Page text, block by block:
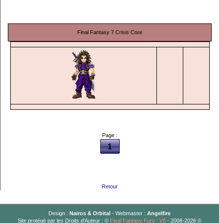
Final Fantasy 7 Crisis Core
Page :
1
Retour
Design : Nairos & Orbital - Webmaster : Angelfire
Site protégé par les Droits d'Auteur : © Final Fantasy Fury : V5 - 2008-2026 ©